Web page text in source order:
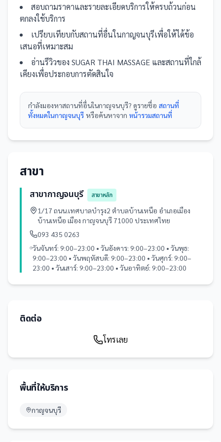
สอบถามราคาและรายละเอียดบริการให้ครบถ้วนก่อน
ตกลงใช้บริการ
เปรียบเทียบกับสถานที่อื่นในกาญจนบุรีเพื่อให้ได้ข้อ
เสนอที่เหมาะสม
อ่านรีวิวของ SUGAR THAI MASSAGE และสถานที่ใกล้
เคียงเพื่อประกอบการตัดสินใจ
กำลังมองหาสถานที่อื่นในกาญจนบุรี? ดูรายชื่อ สถานที่
ทั้งหมดในกาญจนบุรี หรือค้นหาจาก หน้ารวมสถานที่
สาขา
สาขากาญจนบุรี
สาขาหลัก
1/17 ถนน.เทศบาลบำรุง2 ตำบลบ้านเหนือ อำเภอเมือง
บ้านเหนือ เมือง กาญจนบุรี 71000 ประเทศไทย
093 435 0263
วันจันทร์: 9:00–23:00 • วันอังคาร: 9:00–23:00 • วันพุธ:
9:00–23:00 • วันพฤหัสบดี: 9:00–23:00 • วันศุกร์: 9:00–
23:00 • วันเสาร์: 9:00–23:00 • วันอาทิตย์: 9:00–23:00
ติดต่อ
โทรเลย
พื้นที่ให้บริการ
กาญจนบุรี